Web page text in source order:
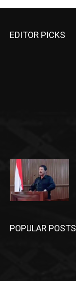
EDITOR PICKS
POPULAR POSTS